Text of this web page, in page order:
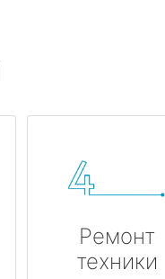
Ремонт
техники